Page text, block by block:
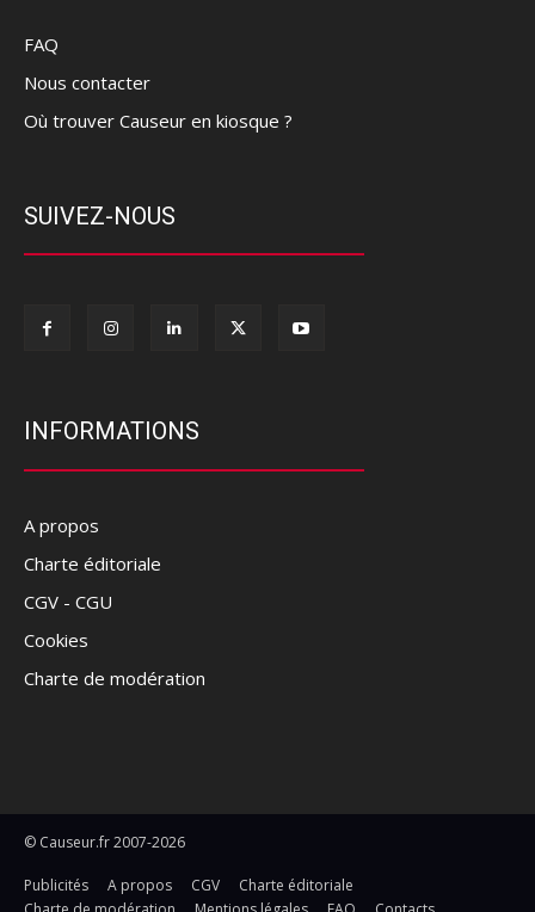
FAQ
Nous contacter
Où trouver Causeur en kiosque ?
SUIVEZ-NOUS
INFORMATIONS
A propos
Charte éditoriale
CGV - CGU
Cookies
Charte de modération
© Causeur.fr 2007-2026
Publicités A propos CGV
Charte éditoriale